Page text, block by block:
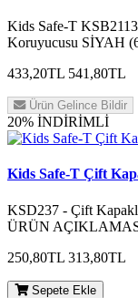
Kids Safe-T
Koruyucusu SİYAH
433,20TL 541,80TL
Ürün Gelince Bildir
20% İNDİRİMLİ
Kids Safe-T Çift
KSD237 - Çift
ÜRÜN
250,80TL 313,80TL
Sepete Ekle